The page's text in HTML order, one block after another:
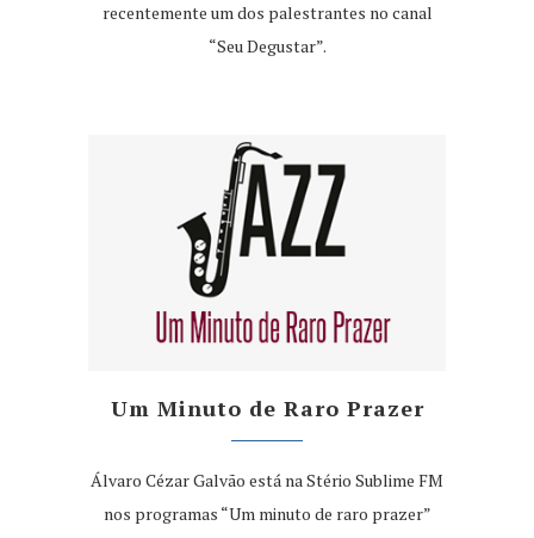
recentemente um dos palestrantes no canal
“Seu Degustar”.
Um Minuto de Raro Prazer
Álvaro Cézar Galvão está na Stério Sublime FM
nos programas “Um minuto de raro prazer”